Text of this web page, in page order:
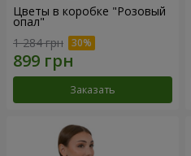
Цветы в коробке "Розовый
опал"
1 284 грн
Заказать